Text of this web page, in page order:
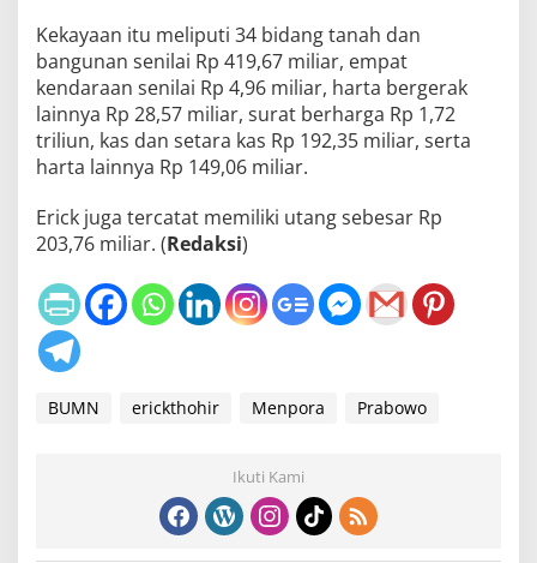
Kekayaan itu meliputi 34 bidang tanah dan
bangunan senilai Rp 419,67 miliar, empat
kendaraan senilai Rp 4,96 miliar, harta bergerak
lainnya Rp 28,57 miliar, surat berharga Rp 1,72
triliun, kas dan setara kas Rp 192,35 miliar, serta
harta lainnya Rp 149,06 miliar.
Erick juga tercatat memiliki utang sebesar Rp
203,76 miliar. (Redaksi)
BUMN erickthohir Menpora Prabowo
Ikuti Kami